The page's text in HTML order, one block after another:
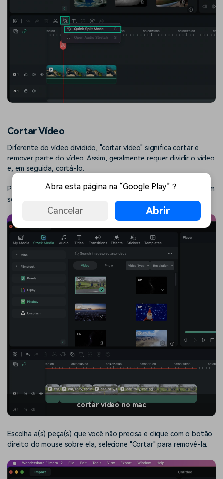
Cortar Vídeo
Diferente do vídeo dividido, "cortar vídeo" significa cortar e
remover parte do vídeo. Assim, geralmente requer dividir o vídeo
e, em seguida, cortá-lo.
Primeiro, arraste o vídeo de destino para a linha do tempo e, em
seguida, divida-o em 2 ou mais partes.
cortar vídeo no mac
Escolha a(s) peça(s) que você não precisa e clique com o botão
direito do mouse sobre ela, selecione "Cortar" para removê-la.
Abra esta página na “Google Play”？
Cancelar Abrir